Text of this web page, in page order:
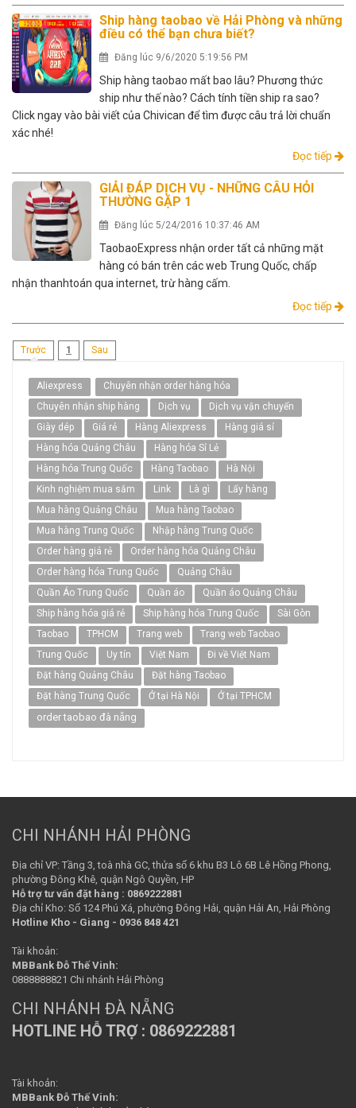
Ship hàng taobao về Hải Phòng và những
điều có thể bạn chưa biết?
Đăng lúc 9/6/2020 5:19:56 PM
Ship hàng taobao mất bao lâu? Phương thức
ship như thế nào? Cách tính tiền ship ra sao?
Click ngay vào bài viết của Chivican để tìm được câu trả lời chuẩn
xác nhé!
Đọc tiếp
GIẢI ĐÁP DỊCH VỤ - NHỮNG CÂU HỎI
THƯỜNG GẶP 1
Đăng lúc 5/24/2016 10:37:46 AM
TaobaoExpress nhận order tất cả những mặt
hàng có bán trên các web Trung Quốc, chấp
nhận thanhtoán qua internet, trừ hàng cấm.
Đọc tiếp
Trước 1 (current)
Sau
Aliexpress
Chuyên nhận order hàng hóa
Chuyên nhận ship hàng
Dịch vụ
Dịch vụ vận chuyển
Giày dép
Giá rẻ Hàng Aliexpress
Hàng giá sỉ
Hàng hóa Quảng Châu
Hàng hóa Sỉ Lẻ
Hàng hóa Trung Quốc
Hàng Taobao
Hà Nội
Kinh nghiệm mua sắm
Link Là gì
Lấy hàng
Mua hàng Quảng Châu
Mua hàng Taobao
Mua hàng Trung Quốc
Nhập hàng Trung Quốc
Order hàng giá rẻ
Order hàng hóa Quảng Châu
Order hàng hóa Trung Quốc
Quảng Châu
Quần Áo Trung Quốc
Quần áo
Quần áo Quảng Châu
Ship hàng hóa giá rẻ
Ship hàng hóa Trung Quốc
Sài Gòn
Taobao
TPHCM Trang web
Trang web Taobao
Trung Quốc
Uy tín Việt Nam
Đi về Việt Nam
Đặt hàng Quảng Châu
Đặt hàng Taobao
Đặt hàng Trung Quốc
Ở tại Hà Nội Ở tại TPHCM
order taobao đà nẵng
CHI NHÁNH HẢI PHÒNG
Địa chỉ VP: Tầng 3, toà nhà GC, thửa số 6 khu B3 Lô 6B Lê Hồng Phong,
phường Đông Khê, quận Ngô Quyền, HP
Hỗ trợ tư vấn đặt hàng : 0869222881
Địa chỉ Kho: Số 124 Phú Xá, phường Đông Hải, quận Hải An, Hải Phòng
Hotline Kho - Giang - 0936 848 421
Tài khoản:
MBBank Đỗ Thế Vinh:
0888888821 Chi nhánh Hải Phòng
CHI NHÁNH ĐÀ NẴNG
HOTLINE HỖ TRỢ : 0869222881
Tài khoản:
MBBank Đỗ Thế Vinh: